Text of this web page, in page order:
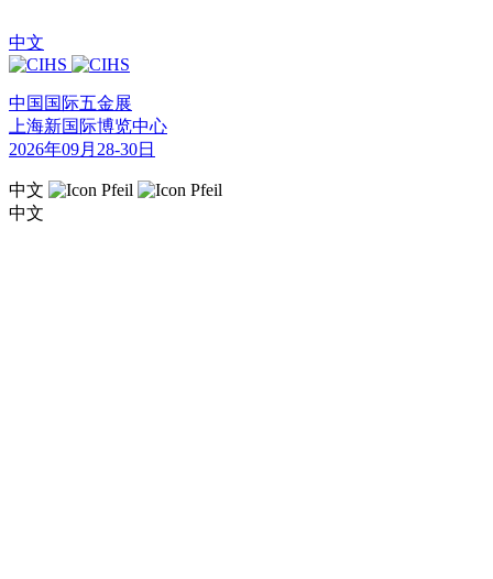
中文
中国国际五金展
上海新国际博览中心
2026年09月28-30日
中文
中文